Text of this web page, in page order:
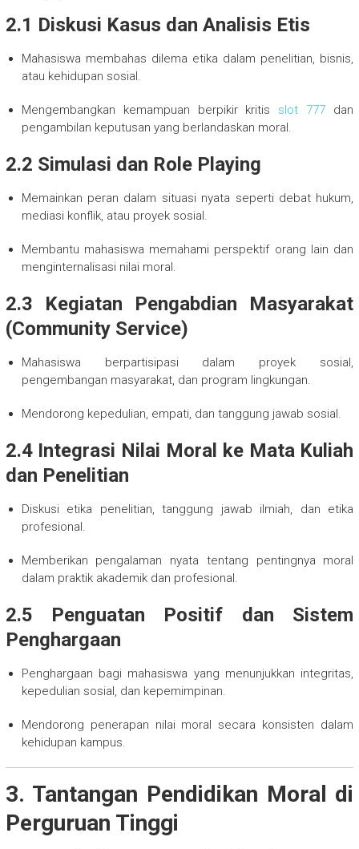
2.1 Diskusi Kasus dan Analisis Etis
Mahasiswa membahas dilema etika dalam penelitian, bisnis,
atau kehidupan sosial.
Mengembangkan kemampuan berpikir kritis slot 777 dan
pengambilan keputusan yang berlandaskan moral.
2.2 Simulasi dan Role Playing
Memainkan peran dalam situasi nyata seperti debat hukum,
mediasi konflik, atau proyek sosial.
Membantu mahasiswa memahami perspektif orang lain dan
menginternalisasi nilai moral.
2.3 Kegiatan Pengabdian Masyarakat
(Community Service)
Mahasiswa berpartisipasi dalam proyek sosial,
pengembangan masyarakat, dan program lingkungan.
Mendorong kepedulian, empati, dan tanggung jawab sosial.
2.4 Integrasi Nilai Moral ke Mata Kuliah
dan Penelitian
Diskusi etika penelitian, tanggung jawab ilmiah, dan etika
profesional.
Memberikan pengalaman nyata tentang pentingnya moral
dalam praktik akademik dan profesional.
2.5 Penguatan Positif dan Sistem
Penghargaan
Penghargaan bagi mahasiswa yang menunjukkan integritas,
kepedulian sosial, dan kepemimpinan.
Mendorong penerapan nilai moral secara konsisten dalam
kehidupan kampus.
3. Tantangan Pendidikan Moral di
Perguruan Tinggi